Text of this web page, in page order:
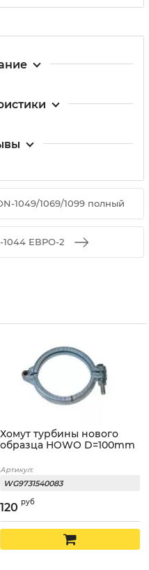
1049/1069/1099 полный
1044 ЕВРО-2
Хомут турбины нового
образца HOWO D=100mm
Артикул:
WG9731540083
120 руб